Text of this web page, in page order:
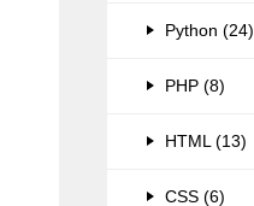
Python (24)
PHP (8)
HTML (13)
CSS (6)